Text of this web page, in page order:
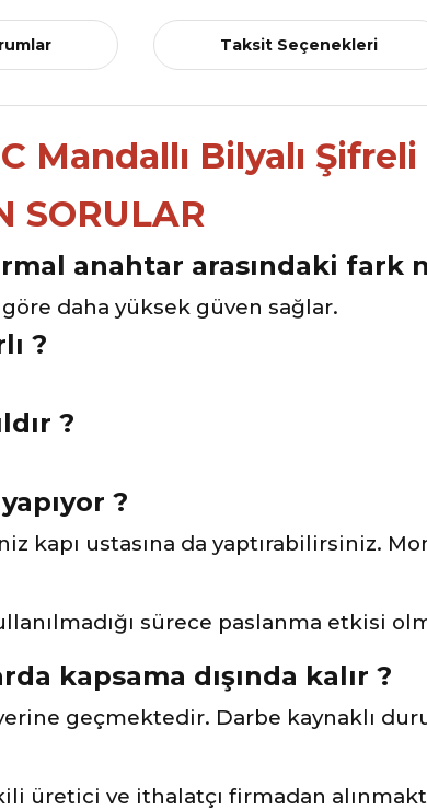
Taksit Seçenekleri
SORULAR
anahtar arasındaki fark
daha yüksek güven sağlar.
?
?
?
kapı ustasına da yaptırabilirsiniz.
sürece paslanma etkisi
kapsama dışında kalır ?
geçmektedir. Darbe kaynaklı
üretici ve ithalatçı firmadan